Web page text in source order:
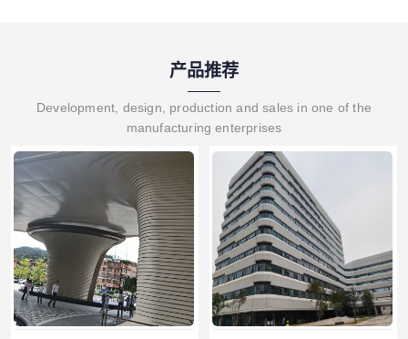
产品推荐
Development, design, production and sales in one of the
manufacturing enterprises